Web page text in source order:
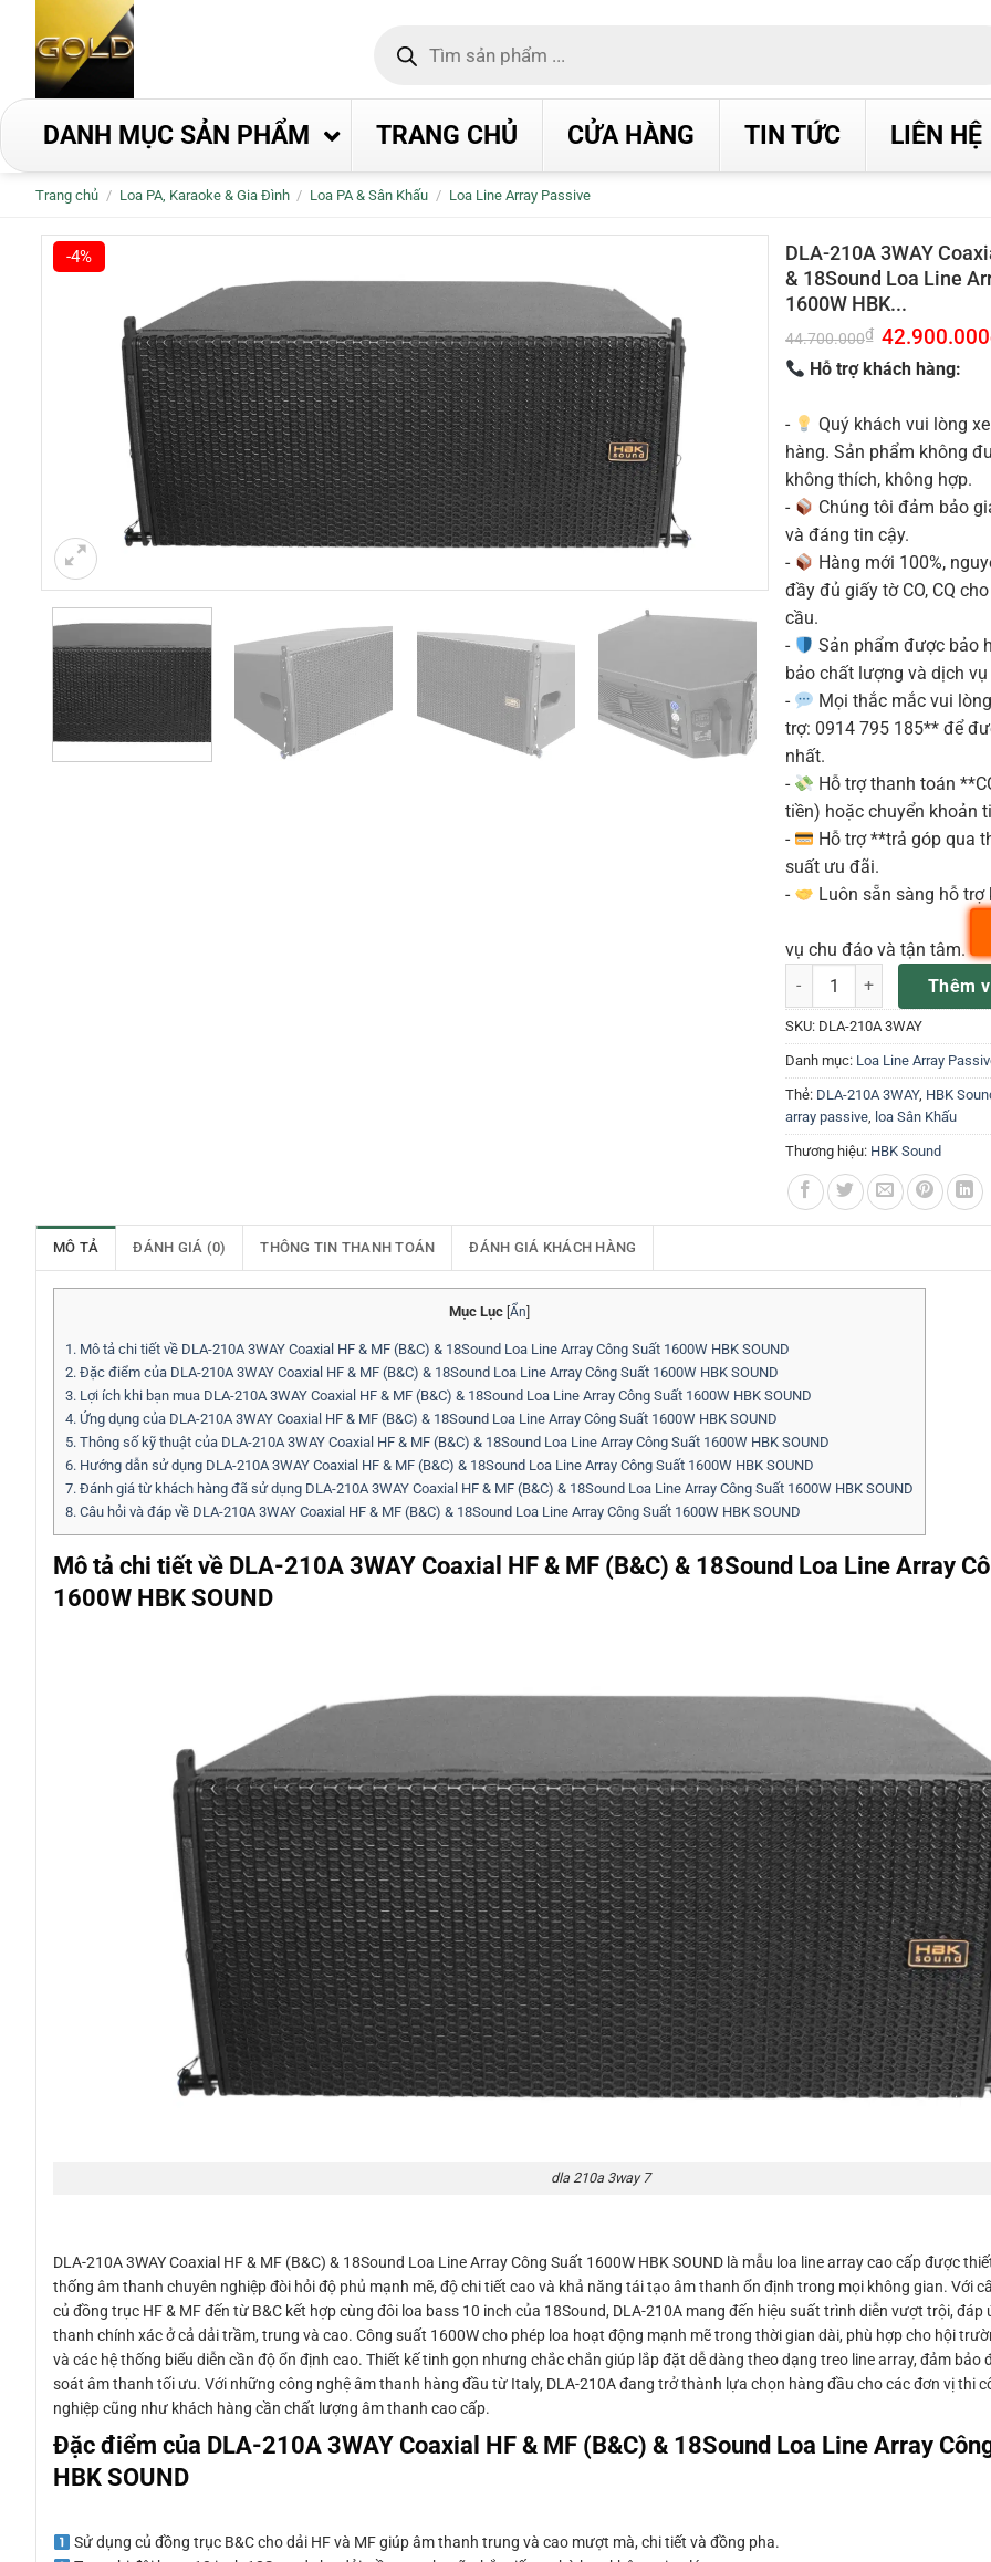
dung
kiếm
DANH MỤC SẢN PHẨM TRANG CHỦ CỬA HÀNG TIN TỨC LIÊN HỆ
Trang chủ / Loa PA, Karaoke & Gia Đình / Loa PA & Sân Khấu / Loa Line Array Passive
-4%
DLA-210A 3WAY
& 18Sound Loa Line
1600W HBK...
44.700.000₫ Giá
gốc
là:
44.700.000₫.
42.900.000
Hỗ trợ khách hàng:
-
Quý khách vui lòng
hàng. Sản phẩm không
không thích, không hợp.
-
Chúng tôi đảm bảo
và đáng tin cậy.
-
Hàng mới 100%,
đầy đủ giấy tờ CO, CQ
cầu.
-
Sản phẩm được bảo
bảo chất lượng và dịch
-
Mọi thắc mắc vui
trợ: 0914 795 185** để
nhất.
-
Hỗ trợ thanh toán
tiền) hoặc chuyển khoản
-
Hỗ trợ **trả góp qua
suất ưu đãi.
-
Luôn sẵn sàng hỗ
vụ chu đáo và tận tâm.
DLA-210A 3WAY Coaxial
Thêm
SKU: DLA-210A 3WAY
Danh mục: Loa Line Array
Thẻ: DLA-210A 3WAY, HBK
array passive, loa Sân Khấu
Thương hiệu: HBK Sound
MÔ TẢ ĐÁNH GIÁ (0) THÔNG TIN THANH TOÁN ĐÁNH GIÁ KHÁCH HÀNG
Mục Lục Ẩn
1. Mô tả chi tiết về DLA-210A 3WAY Coaxial HF & MF (B&C) & 18Sound Loa Line Array Công Suất 1600W HBK SOUND
2. Đặc điểm của DLA-210A 3WAY Coaxial HF & MF (B&C) & 18Sound Loa Line Array Công Suất 1600W HBK SOUND
3. Lợi ích khi bạn mua DLA-210A 3WAY Coaxial HF & MF (B&C) & 18Sound Loa Line Array Công Suất 1600W HBK SOUND
4. Ứng dụng của DLA-210A 3WAY Coaxial HF & MF (B&C) & 18Sound Loa Line Array Công Suất 1600W HBK SOUND
5. Thông số kỹ thuật của DLA-210A 3WAY Coaxial HF & MF (B&C) & 18Sound Loa Line Array Công Suất 1600W HBK SOUND
6. Hướng dẫn sử dụng DLA-210A 3WAY Coaxial HF & MF (B&C) & 18Sound Loa Line Array Công Suất 1600W HBK SOUND
7. Đánh giá từ khách hàng đã sử dụng DLA-210A 3WAY Coaxial HF & MF (B&C) & 18Sound Loa Line Array Công Suất 1600W HBK SOUND
8. Câu hỏi và đáp về DLA-210A 3WAY Coaxial HF & MF (B&C) & 18Sound Loa Line Array Công Suất 1600W HBK SOUND
Mô tả chi tiết về DLA-210A 3WAY Coaxial HF & MF (B&C) & 18Sound Loa Line Array
1600W HBK SOUND
dla 210a 3way 7
DLA-210A 3WAY Coaxial HF & MF (B&C) & 18Sound Loa Line Array Công Suất 1600W HBK SOUND là mẫu loa line array cao cấp được
thống âm thanh chuyên nghiệp đòi hỏi độ phủ mạnh mẽ, độ chi tiết cao và khả năng tái tạo âm thanh ổn định trong mọi không gian. Với
củ đồng trục HF & MF đến từ B&C kết hợp cùng đôi loa bass 10 inch của 18Sound, DLA-210A mang đến hiệu suất trình diễn vượt trội,
thanh chính xác ở cả dải trầm, trung và cao. Công suất 1600W cho phép loa hoạt động mạnh mẽ trong thời gian dài, phù hợp cho hội
và các hệ thống biểu diễn cần độ ổn định cao. Thiết kế tinh gọn nhưng chắc chắn giúp lắp đặt dễ dàng theo dạng treo line array, đảm bảo
soát âm thanh tối ưu. Với những công nghệ âm thanh hàng đầu từ Italy, DLA-210A đang trở thành lựa chọn hàng đầu cho các đơn vị thi
nghiệp cũng như khách hàng cần chất lượng âm thanh cao cấp.
Đặc điểm của DLA-210A 3WAY Coaxial HF & MF (B&C) & 18Sound Loa Line Array
HBK SOUND
Sử dụng củ đồng trục B&C cho dải HF và MF giúp âm thanh trung và cao mượt mà, chi tiết và đồng pha.